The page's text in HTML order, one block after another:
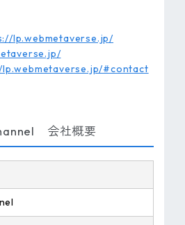
lp.webmetaverse.jp/
#contact
会社概要